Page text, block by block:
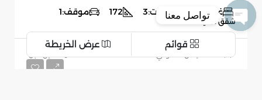
غرف: 5 حمامات:3
172 موقف:1
شقق تمليك
‏سنتين قبل
قوائم عرض الخريطة
تواصل معنا
Open chaty